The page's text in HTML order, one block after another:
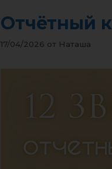
Отчётный
17/04/2026 от Наташа